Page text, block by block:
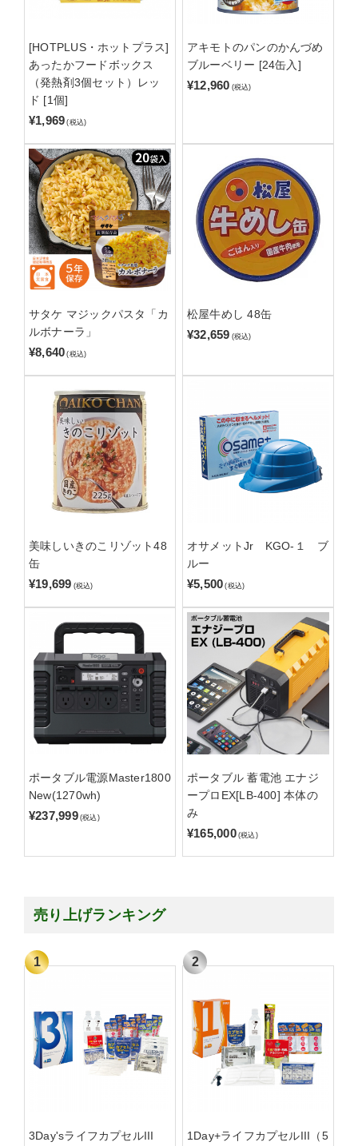
[HOTPLUS・ホットプラス]
あったかフードボックス
（発熱剤3個セット）レッ
ド [1個]
¥1,969 (税込)
アキモトのパンのかんづめ
ブルーベリー [24缶入]
¥12,960 (税込)
サタケ マジックパスタ「カ
ルボナーラ」
¥8,640 (税込)
松屋牛めし 48缶
¥32,659 (税込)
美味しいきのこリゾット48
缶
¥19,699 (税込)
オサメットJr KGO-１ ブ
ルー
¥5,500 (税込)
ポータブル電源Master1800
New(1270wh)
¥237,999 (税込)
ポータブル 蓄電池 エナジ
ープロEX[LB-400] 本体の
み
¥165,000 (税込)
売り上げランキング
3Day'sライフカプセルIII
1Day+ライフカプセルIII（5